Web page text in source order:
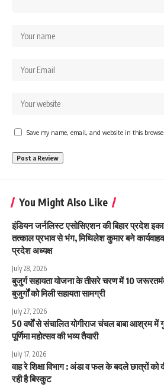
Save my name, email, and website in this
You Might Also Like
इंडियन जर्नलिस्ट एसोसिएशन की बिहार प्रदेश
तत्काल प्रभाव से भंग, मिथिलेश कुमार बने
प्रदेश अध्यक्ष
July 28, 2026
बुजुर्ग सहायता योजना के तीसरे चरण में 10
बुजुर्गों को मिली सहायता सामग्री
July 27, 2026
50 वर्षों से संचालित योगीराज चंचल बाबा आश्रम में
पूर्णिमा महोत्सव की भव्य तैयारी
July 17, 2026
वाह रे शिक्षा विभाग : अंडा व फल के बदले छात्रों को
रही है बिस्कुट